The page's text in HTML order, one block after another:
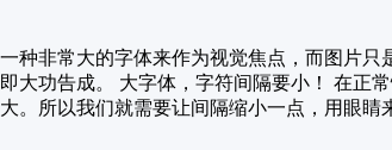
种非常大的字体来作为视觉焦点，而图片
大功告成。 大字体，字符间隔要小！ 在
。所以我们就需要让间隔缩小一点，用眼